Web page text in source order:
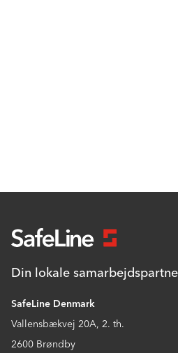
Din lokale
SafeLine Denmark
Vallensbækvej 20A, 2. th.
2600 Brøndby